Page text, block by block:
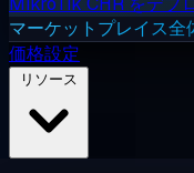
マーケットプレイス
価格設定